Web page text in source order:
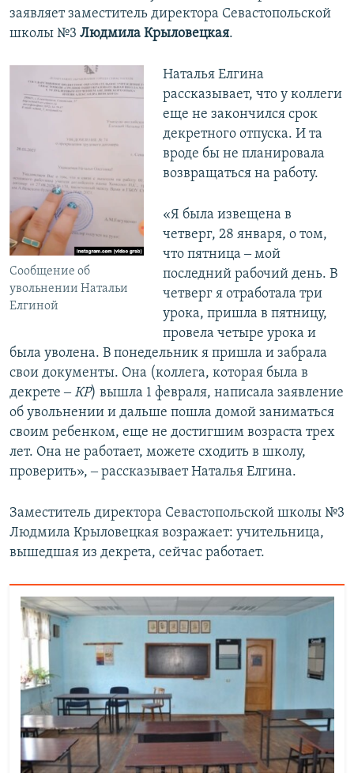
заявляет заместитель директора Севастопольской
школы №3 Людмила Крыловецкая.
Сообщение об
увольнении Натальи
Елгиной
Наталья Елгина
рассказывает, что у коллеги
еще не закончился срок
декретного отпуска. И та
вроде бы не планировала
возвращаться на работу.
«Я была извещена в
четверг, 28 января, о том,
что пятница ‒ мой
последний рабочий день. В
четверг я отработала три
урока, пришла в пятницу,
провела четыре урока и
была уволена. В понедельник я пришла и забрала
свои документы. Она (коллега, которая была в
декрете ‒КР) вышла 1 февраля, написала заявление
об увольнении и дальше пошла домой заниматься
своим ребенком, еще не достигшим возраста трех
лет. Она не работает, можете сходить в школу,
проверить», ‒ рассказывает Наталья Елгина.
Заместитель директора Севастопольской школы №3
Людмила Крыловецкая возражает: учительница,
вышедшая из декрета, сейчас работает.